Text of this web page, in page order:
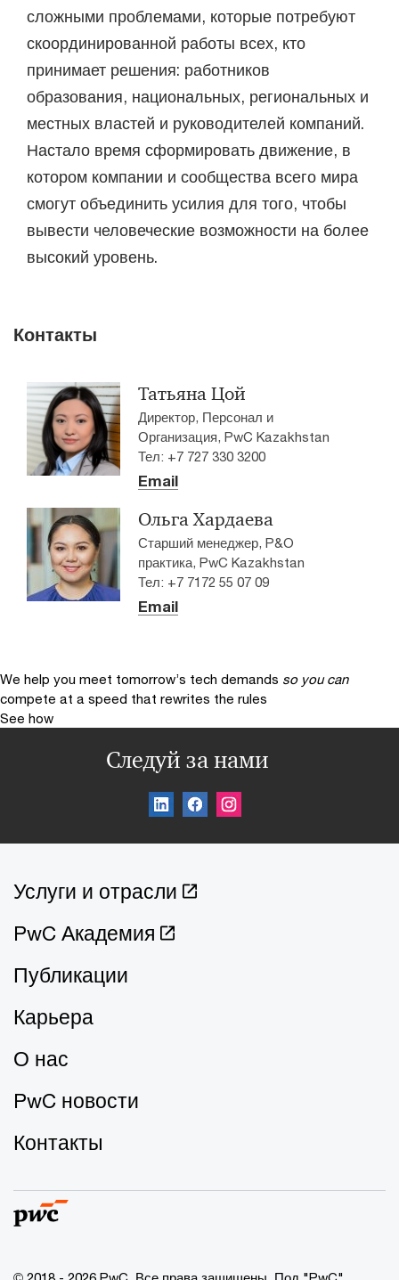
сложными проблемами, которые потребуют
скоординированной работы всех, кто
принимает решения: работников
образования, национальных, региональных и
местных властей и руководителей компаний.
Настало время сформировать движение, в
котором компании и сообщества всего мира
смогут объединить усилия для того, чтобы
вывести человеческие возможности на более
высокий уровень.
Контакты
Татьяна Цой
Директор, Персонал и
Организация, PwC Kazakhstan
Тел: +7 727 330 3200
Email
Ольга Хардаева
Старший менеджер, P&O
практика, PwC Kazakhstan
Тел: +7 7172 55 07 09
Email
We help you meet tomorrow’s tech demands so you can
compete at a speed that rewrites the rules
See how
Следуй за нами
Услуги и отрасли
PwC Академия
Публикации
Карьера
О нас
PwC новости
Контакты